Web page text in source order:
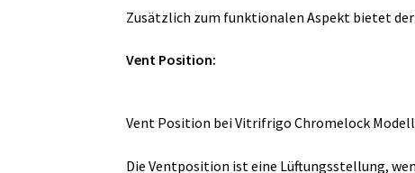
Zusätzlich zum funktionalen Aspekt bietet der
Vent Position:
Vent Position bei Vitrifrigo Chromelock
Die Ventposition ist eine Lüftungsstellung,